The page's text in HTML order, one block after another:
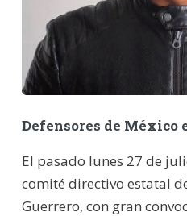
Defensores de México
El pasado lunes 27 de
comité directivo estatal
Guerrero, con gran